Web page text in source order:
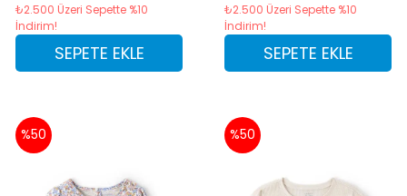
₺2.500 Üzeri Sepette %10
İndirim!
SEPETE EKLE
₺2.500 Üzeri Sepette %10
İndirim!
SEPETE EKLE
%50 %50